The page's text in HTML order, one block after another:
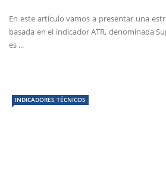
En este artículo vamos a presentar una
basada en el indicador ATR, denominada
es ...
INDICADORES TÉCNICOS